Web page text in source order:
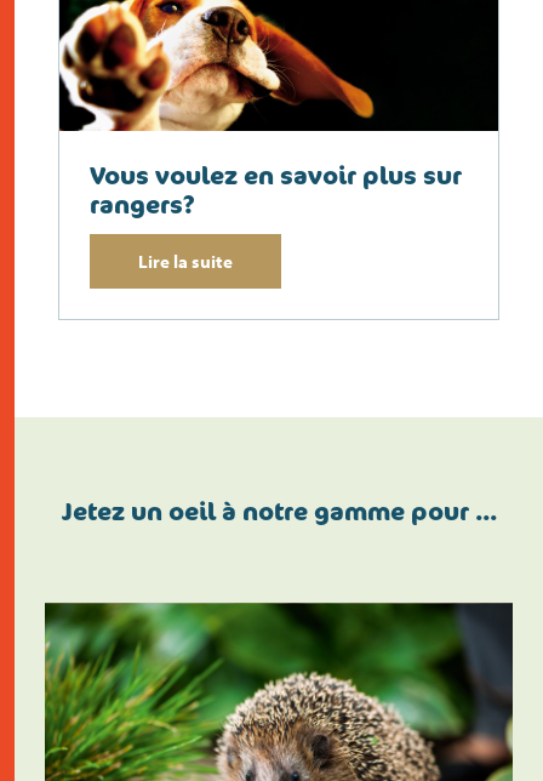
Vous voulez en savoir plus sur
rangers?
Lire la suite
Jetez un oeil à notre gamme pour …